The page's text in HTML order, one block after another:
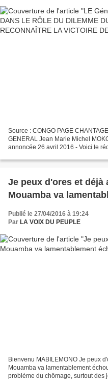
Source : CONGO PAGE
GENERAL Jean Marie Michel
annoncée 26 avril 2016 - Voici le
Je peux d'ores et déjà
Mouamba va
Publié le 27/04/2016 à 19:24
Par LA VOIX DU PEUPLE
Bienvenu MABILEMONO Je peux
Mouamba va lamentablement
problème du chômage, surtout des